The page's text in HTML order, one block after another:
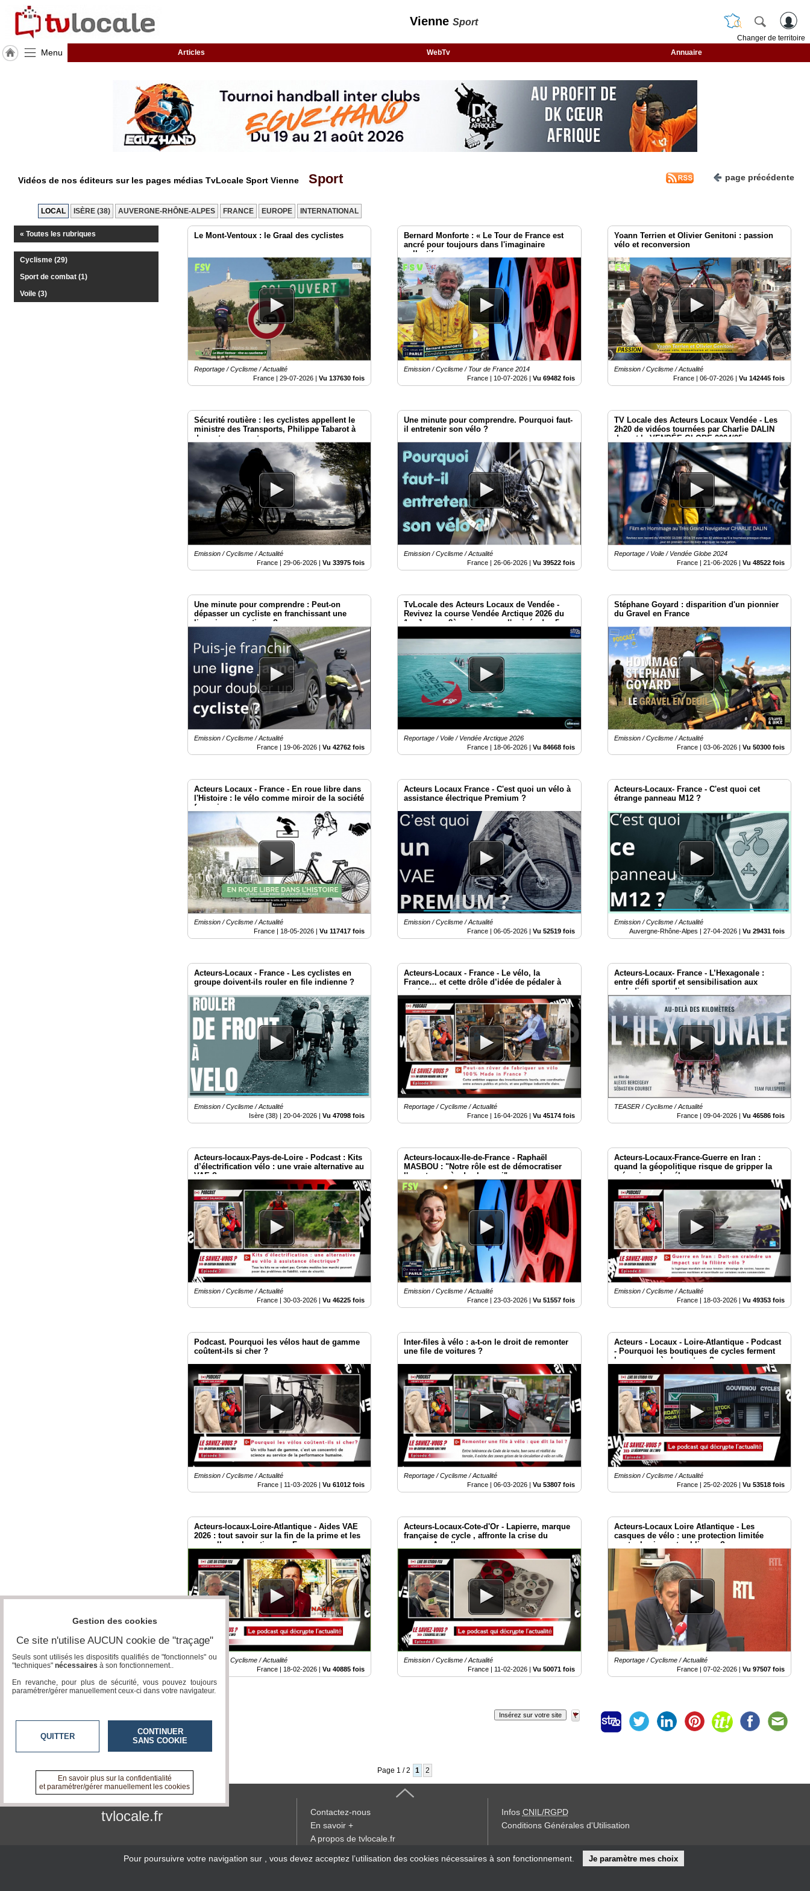
Vienne Sport
Changer de territoire
Menu Articles WebTv Annuaire
Accueil
RUBRIQUES
Gazette
Vidéos de nos éditeurs sur les pages médias TvLocale Sport Vienne Sport page précédente
LOCAL ISÈRE (38) AUVERGNE-RHÔNE-ALPES FRANCE EUROPE INTERNATIONAL
« Toutes les rubriques
Cyclisme (29)
Sport de combat (1)
Voile (3)
Le Mont-Ventoux : le Graal des cyclistes
Reportage / Cyclisme / Actualité
France |29-07-2026 |Vu 137630 fois
Bernard Monforte : « Le Tour de France est
ancré pour toujours dans l'imaginaire
collectif. »
Emission / Cyclisme / Tour de France 2014
France | 10-07-2026| Vu 69482 fois
Yoann Terrien et Olivier Genitoni : passion
vélo et reconversion
Emission / Cyclisme / Actualité
France |06-07-2026 |Vu 142445 fois
Sécurité routière : les cyclistes appellent le
ministre des Transports, Philippe Tabarot à
des actes concrets
Emission / Cyclisme / Actualité
France |29-06-2026 |Vu 33975 fois
Une minute pour comprendre. Pourquoi faut-
il entretenir son vélo ?
Emission / Cyclisme / Actualité
France | 26-06-2026| Vu 39522 fois
TV Locale des Acteurs Locaux Vendée - Les
2h20 de vidéos tournées par Charlie DALIN
durant le VENDÉE GLOBE 2024/25
Reportage / Voile / Vendée Globe 2024
France |21-06-2026 |Vu 48522 fois
Une minute pour comprendre : Peut-on
dépasser un cycliste en franchissant une
ligne jaune continue ?
Emission / Cyclisme / Actualité
France | 19-06-2026 |Vu 42762 fois
TvLocale des Acteurs Locaux de Vendée -
Revivez la course Vendée Arctique 2026 du
1er Jour au 8ème jour avec l'arrivée des 5
Reportage / Voile / Vendée Arctique 2026
France | 18-06-2026| Vu 84668 fois
Stéphane Goyard : disparition d'un pionnier
du Gravel en France
Emission / Cyclisme / Actualité
France |03-06-2026 |Vu 50300 fois
Acteurs Locaux - France - En roue libre dans
l'Histoire : le vélo comme miroir de la société
française
Emission / Cyclisme / Actualité
France | 18-05-2026 |Vu 117417 fois
Acteurs Locaux France - C'est quoi un vélo à
assistance électrique Premium ?
Emission / Cyclisme / Actualité
France | 06-05-2026| Vu 52519 fois
Acteurs-Locaux- France - C'est quoi cet
étrange panneau M12 ?
Emission / Cyclisme / Actualité
Auvergne-Rhône-Alpes |27-04-2026 |Vu 29431 fois
Acteurs-Locaux - France - Les cyclistes en
groupe doivent-ils rouler en file indienne ?
Emission / Cyclisme / Actualité
Isère (38) |20-04-2026 |Vu 47098 fois
Acteurs-Locaux - France - Le vélo, la
France… et cette drôle d’idée de pédaler à
contre-courant
Reportage / Cyclisme / Actualité
France | 16-04-2026| Vu 45174 fois
Acteurs-Locaux- France - L’Hexagonale :
entre défi sportif et sensibilisation aux
maladies masculines
TEASER / Cyclisme / Actualité
France |09-04-2026 |Vu 46586 fois
Acteurs-locaux-Pays-de-Loire - Podcast : Kits
d’électrification vélo : une vraie alternative au
VAE ?
Emission / Cyclisme / Actualité
France |30-03-2026 |Vu 46225 fois
Acteurs-locaux-Ile-de-France - Raphaël
MASBOU : "Notre rôle est de démocratiser
l'aventure près de chez soi"
Emission / Cyclisme / Actualité
France | 23-03-2026| Vu 51557 fois
Acteurs-Locaux-France-Guerre en Iran :
quand la géopolitique risque de gripper la
mécanique du vélo
Emission / Cyclisme / Actualité
France | 18-03-2026 |Vu 49353 fois
Podcast. Pourquoi les vélos haut de gamme
coûtent-ils si cher ?
Emission / Cyclisme / Actualité
France | 11-03-2026 |Vu 61012 fois
Inter-files à vélo : a-t-on le droit de remonter
une file de voitures ?
Reportage / Cyclisme / Actualité
France | 06-03-2026| Vu 53807 fois
Acteurs - Locaux - Loire-Atlantique - Podcast
- Pourquoi les boutiques de cycles ferment
les unes après les autres ?
Emission / Cyclisme / Actualité
France |25-02-2026 |Vu 53518 fois
Acteurs-locaux-Loire-Atlantique - Aides VAE
2026 : tout savoir sur la fin de la prime et les
nouvelles subventions en France
Reportage / Cyclisme / Actualité
France | 18-02-2026 |Vu 40885 fois
Acteurs-Locaux-Cote-d'Or - Lapierre, marque
française de cycle , affronte la crise du
groupe Accell
Emission / Cyclisme / Actualité
France | 11-02-2026| Vu 50071 fois
Acteurs-Locaux Loire Atlantique - Les
casques de vélo : une protection limitée
contre les impacts obliques ?
Reportage / Cyclisme / Actualité
France |07-02-2026 |Vu 97507 fois
Insérez sur votre site
Page 1 / 2 1 2
tvlocale.fr
Contactez-nous
En savoir +
A propos de tvlocale.fr
Devenir délégué
Infos CNIL/RGPD
Conditions Générales d'Utilisation
Pour poursuivre votre navigation sur , vous devez acceptez l’utilisation des cookies nécessaires à son fonctionnement. Je paramètre mes choix
Gestion des cookies
Ce site n'utilise AUCUN cookie de "traçage"
Seuls sont utilisés les dispositifs qualifiés de "fonctionnels" ou
"techniques" nécessaires à son fonctionnement..
En revanche, pour plus de sécurité, vous pouvez toujours
paramétrer/gérer manuellement ceux-ci dans votre navigateur.
QUITTER
CONTINUER
SANS COOKIE
En savoir plus sur la confidentialité
et paramétrer/gérer manuellement les cookies